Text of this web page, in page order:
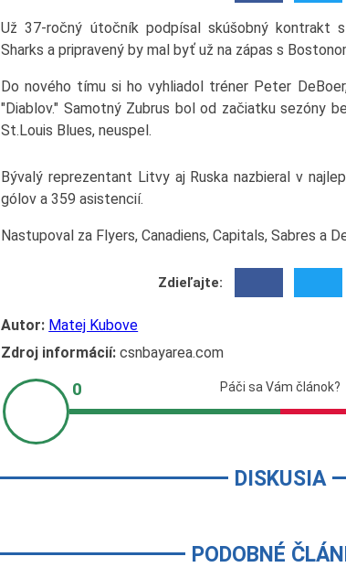
Už 37-ročný útočník podpísal skúšobný kontrakt
Sharks a pripravený by mal byť už na zápas s
Do nového tímu si ho vyhliadol tréner Peter
"Diablov." Samotný Zubrus bol od začiatku sezóny
St.Louis Blues, neuspel.
Bývalý reprezentant Litvy aj Ruska nazbieral v
gólov a 359 asistencií.
Nastupoval za Flyers, Canadiens, Capitals, Sabres a
Zdieľajte:
Autor: Matej Kubove
Zdroj informácií: csnbayarea.com
DISKUSIA
PODOBNÉ